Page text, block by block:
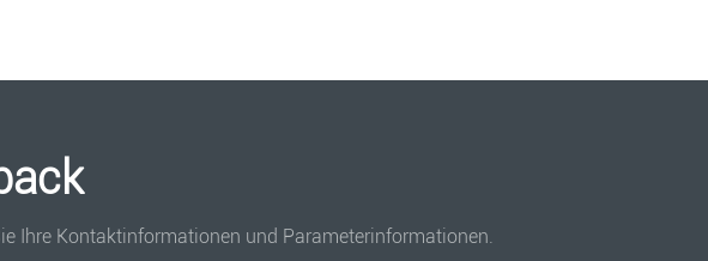
Ihre Kontaktinformationen und Parameterinformationen.